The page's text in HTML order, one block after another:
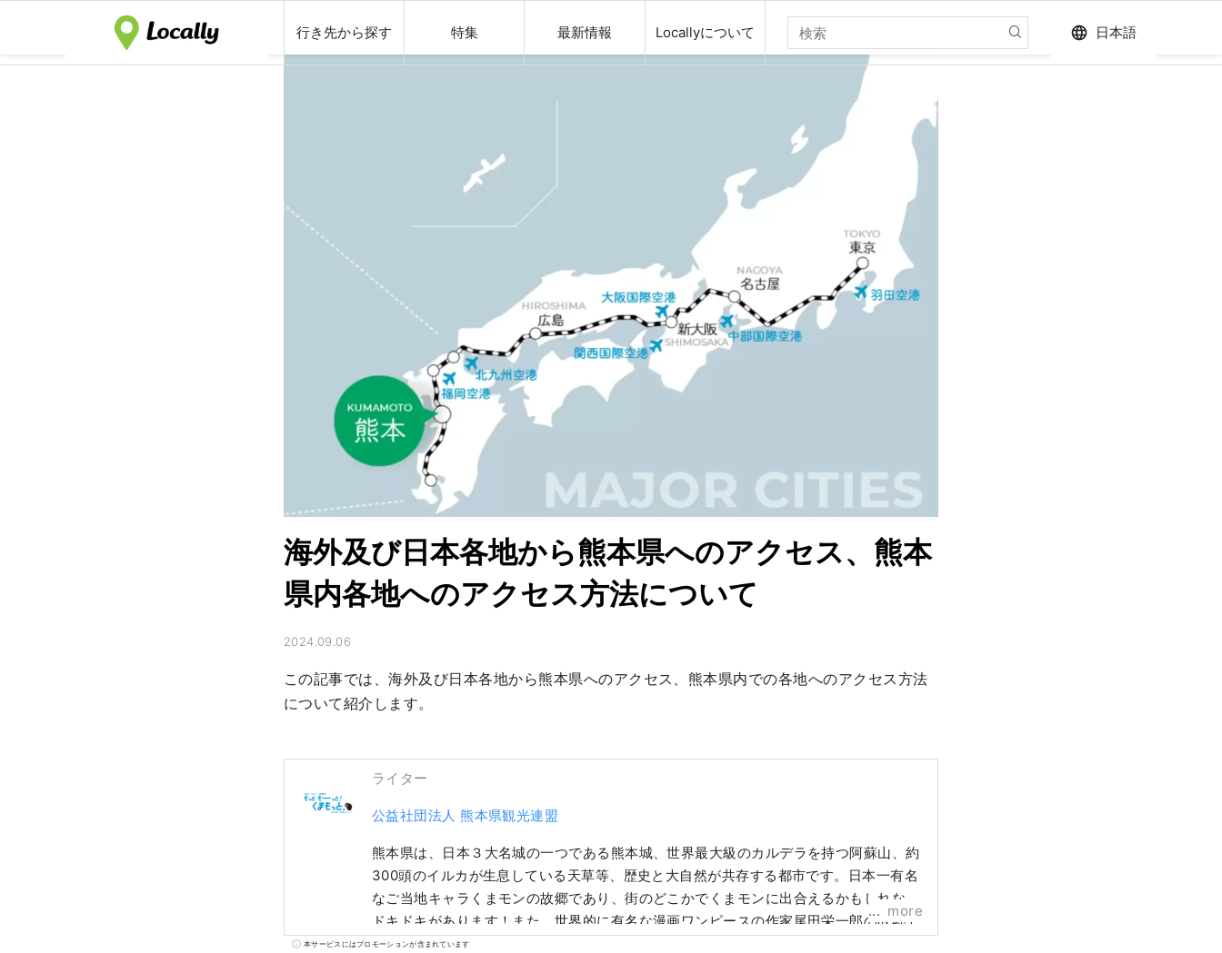
行き先から探す 特集 最新情報 Locallyについて language 日本語
海外及び日本各地から熊本県へのアクセス、熊本
県内各地へのアクセス方法について
2024.09.06
この記事では、海外及び日本各地から熊本県へのアクセス、熊本県内での各地へのアクセス方法
について紹介します。
ライター
公益社団法人 熊本県観光連盟
熊本県は、日本３大名城の一つである熊本城、世界最大級のカルデラを持つ阿蘇山、約
300頭のイルカが生息している天草等、歴史と大自然が共存する都市です。日本一有名
なご当地キャラくまモンの故郷であり、街のどこかでくまモンに出合えるかもしれない
ドキドキがあります！また、世界的に有名な漫画ワンピースの作家尾田栄一郎の故郷で
もあり、県内各地で麦わらの一味の銅像を見ることもできます。県内各地で取れた新鮮
more
本サービスにはプロモーションが含まれています